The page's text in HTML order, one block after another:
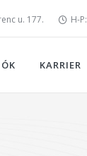
u. 177. H-
KARRIER